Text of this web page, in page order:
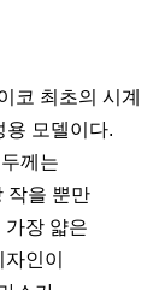
코 최초의 시계
용 모델이다.
께는
작을 뿐만
가장 얇은
인이